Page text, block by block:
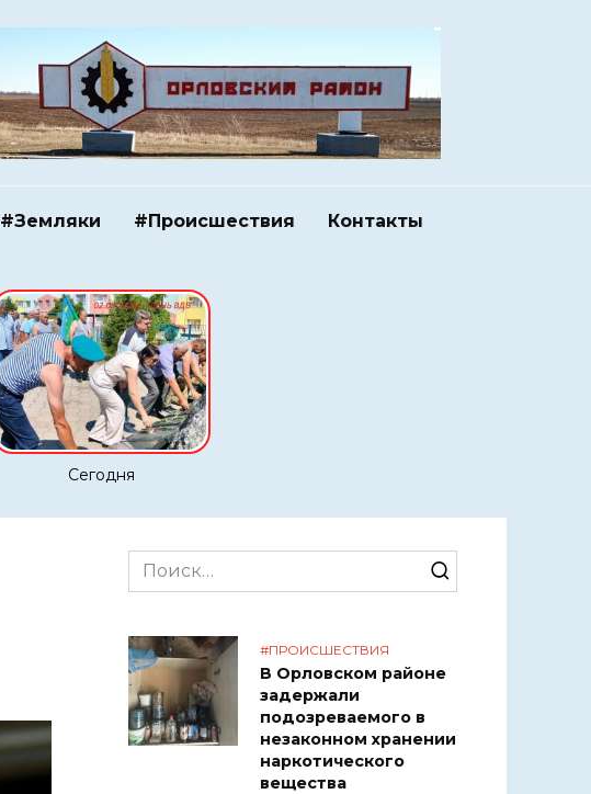
#Земляки #Происшествия Контакты
Сегодня
Search
for:
#ПРОИСШЕСТВИЯ
В Орловском районе
задержали
подозреваемого в
незаконном хранении
наркотического
вещества